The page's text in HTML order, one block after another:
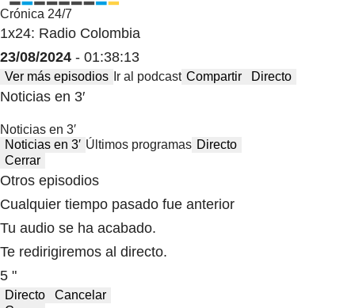
Crónica 24/7
1x24: Radio Colombia
23/08/2024 - 01:38:13
Ver más episodios Ir al podcast Compartir Directo
Noticias en 3′
Noticias en 3′
Noticias en 3′ Últimos programas Directo
Cerrar
Otros episodios
Cualquier tiempo pasado fue anterior
Tu audio se ha acabado.
Te redirigiremos al directo.
5 "
Directo
Cancelar